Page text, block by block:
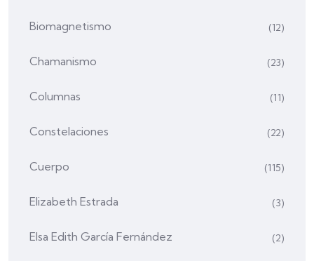
Biomagnetismo (12)
Chamanismo (23)
Columnas (11)
Constelaciones (22)
Cuerpo (115)
Elizabeth Estrada (3)
Elsa Edith García Fernández (2)